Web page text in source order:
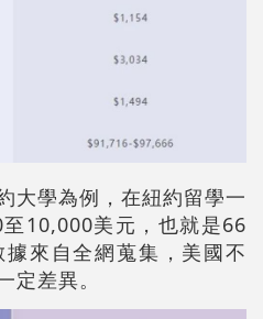
大學為例，在紐約留學一
10,000美元，也就是66
來自全網蒐集，美國不
定差異。